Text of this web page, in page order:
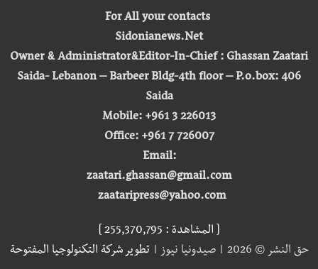
For All your contacts
Sidonianews.Net
Owner & Administrator&Editor-In-Chief : Ghassan Zaatari
Saida- Lebanon – Barbeer Bldg-4th floor – P.o.box: 406
Saida
Mobile: +961 3 226013
Office: +961 7 726007
Email:
zaatari.ghassan@gmail.com
zaataripress@yahoo.com
[ المشاهدة : 255,370,795 ]
حق النشر © 2026 | صيدونيا نيوز |
تطوير شركة التكنولوجيا المفتوحة